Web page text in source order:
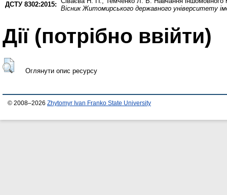
ДСТУ 8302:2015:
Вісник Житомирського державного університету
Дії ​​(потрібно ввійти)
Оглянути опис ресурсу
© 2008–2026 Zhytomyr Ivan Franko State University